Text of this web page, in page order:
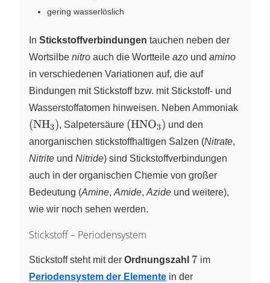
gering wasserlöslich
In Stickstoffverbindungen tauchen neben der
Wortsilbe nitro auch die Wortteile azo und amino
in verschiedenen Variationen auf, die auf
Bindungen mit Stickstoff bzw. mit Stickstoff- und
Wasserstoffatomen hinweisen. Neben Ammoniak
(NHX
3), Salpetersäure \left(
\ce{HNO3}
\right)
(HNOX
3) und den
anorganischen stickstoffhaltigen Salzen (Nitrate,
Nitrite und Nitride) sind Stickstoffverbindungen
auch in der organischen Chemie von großer
Bedeutung (Amine, Amide, Azide und weitere),
wie wir noch sehen werden.
Stickstoff – Periodensystem
Stickstoff steht mit der Ordnungszahl 7
7 im
Periodensystem der Elemente in der